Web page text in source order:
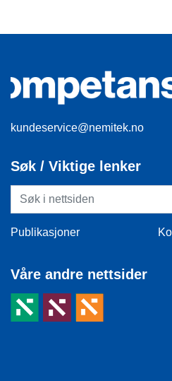
kundeservice@nemitek.no
Søk / Viktige lenker
Publikasjoner
Våre andre nettsider